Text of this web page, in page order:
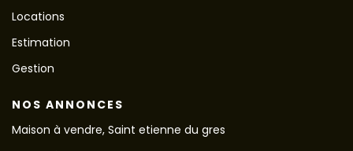
Locations
Estimation
Gestion
NOS ANNONCES
Maison à vendre, Saint etienne du gres